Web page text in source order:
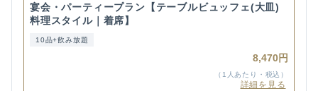
宴会・パーティープラン【テーブルビュッフェ(大皿)
料理スタイル｜着席】
10品+飲み放題
8,470円
（1人あたり・税込）
詳細を見る